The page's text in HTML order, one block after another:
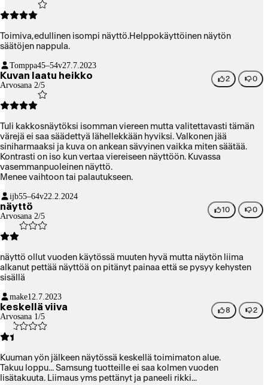
Toimiva,edullinen isompi näyttö.Helppokäyttöinen näytön
säätöjen nappula.
Tomppa45–54v27.7.2023
Kuvan laatu heikko
Arvosana 2/5
2 0
Tuli kakkosnäytöksi isomman viereen mutta valitettavasti tämän
värejä ei saa säädettyä lähellekkään hyviksi. Valkonen jää
siniharmaaksi ja kuva on ankean sävyinen vaikka miten säätää.
Kontrasti on iso kun vertaa viereiseen näyttöön. Kuvassa
vasemmanpuoleinen näyttö.
Menee vaihtoon tai palautukseen.
ijb55–64v22.2.2024
näyttö
Arvosana 2/5
10 0
näyttö ollut vuoden käytössä muuten hyvä mutta näytön liima
alkanut pettää näyttöä on pitänyt painaa että se pysyy kehysten
sisällä
make12.7.2023
keskellä viiva
Arvosana 1/5
8 2
Kuuman yön jälkeen näytössä keskellä toimimaton alue.
Takuu loppu... Samsung tuotteille ei saa kolmen vuoden
lisätakuuta. Liimaus yms pettänyt ja paneeli rikki...